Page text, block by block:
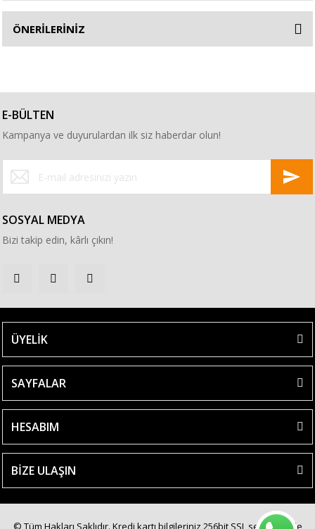
ÖNERİLERİNİZ
E-BÜLTEN
Kampanya ve duyurulardan ilk siz haberdar olun!
SOSYAL MEDYA
Bizi takip edin, kârlı çıkın!
ÜYELİK
SAYFALAR
HESABIM
BİZE ULAŞIN
© Tüm Hakları Saklıdır. Kredi kartı bilgileriniz 256bit SSL sertifikası ile